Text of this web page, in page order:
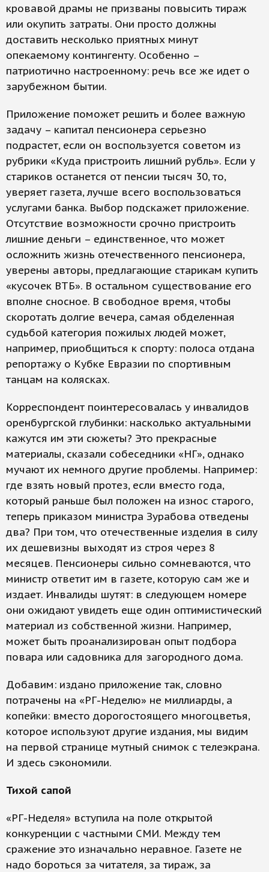
кровавой драмы не призваны повысить тираж
или окупить затраты. Они просто должны
доставить несколько приятных минут
опекаемому контингенту. Особенно –
патриотично настроенному: речь все же идет о
зарубежном бытии.
Приложение поможет решить и более важную
задачу – капитал пенсионера серьезно
подрастет, если он воспользуется советом из
рубрики «Куда пристроить лишний рубль». Если у
стариков останется от пенсии тысяч 30, то,
уверяет газета, лучше всего воспользоваться
услугами банка. Выбор подскажет приложение.
Отсутствие возможности срочно пристроить
лишние деньги – единственное, что может
осложнить жизнь отечественного пенсионера,
уверены авторы, предлагающие старикам купить
«кусочек ВТБ». В остальном существование его
вполне сносное. В свободное время, чтобы
скоротать долгие вечера, самая обделенная
судьбой категория пожилых людей может,
например, приобщиться к спорту: полоса отдана
репортажу о Кубке Евразии по спортивным
танцам на колясках.
Корреспондент поинтересовалась у инвалидов
оренбургской глубинки: насколько актуальными
кажутся им эти сюжеты? Это прекрасные
материалы, сказали собеседники «НГ», однако
мучают их немного другие проблемы. Например:
где взять новый протез, если вместо года,
который раньше был положен на износ старого,
теперь приказом министра Зурабова отведены
два? При том, что отечественные изделия в силу
их дешевизны выходят из строя через 8
месяцев. Пенсионеры сильно сомневаются, что
министр ответит им в газете, которую сам же и
издает. Инвалиды шутят: в следующем номере
они ожидают увидеть еще один оптимистический
материал из собственной жизни. Например,
может быть проанализирован опыт подбора
повара или садовника для загородного дома.
Добавим: издано приложение так, словно
потрачены на «РГ-Неделю» не миллиарды, а
копейки: вместо дорогостоящего многоцветья,
которое используют другие издания, мы видим
на первой странице мутный снимок с телеэкрана.
И здесь сэкономили.
Тихой сапой
«РГ-Неделя» вступила на поле открытой
конкуренции с частными СМИ. Между тем
сражение это изначально неравное. Газете не
надо бороться за читателя, за тираж, за